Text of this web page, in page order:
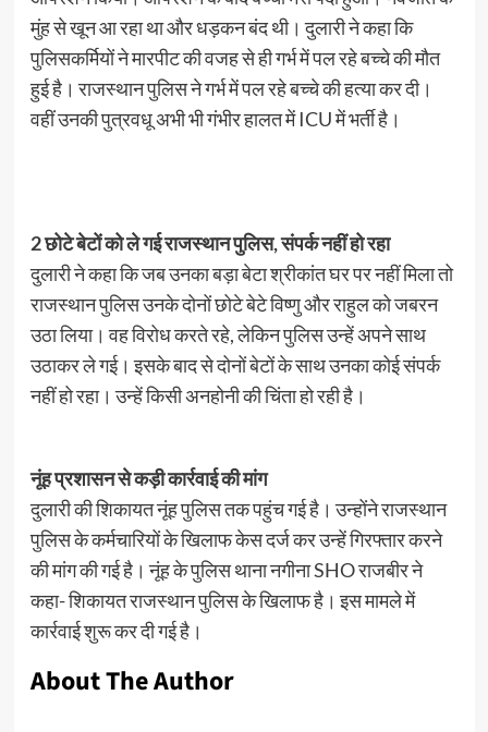
मुंह से खून आ रहा था और धड़कन बंद थी। दुलारी ने कहा कि
पुलिसकर्मियों ने मारपीट की वजह से ही गर्भ में पल रहे बच्चे की मौत
हुई है। राजस्थान पुलिस ने गर्भ में पल रहे बच्चे की हत्या कर दी।
वहीं उनकी पुत्र‌वधू अभी भी गंभीर हालत में ICU में भर्ती है।
2 छोटे बेटों को ले गई राजस्थान पुलिस, संपर्क नहीं हो रहा
दुलारी ने कहा कि जब उनका बड़ा बेटा श्रीकांत घर पर नहीं मिला तो
राजस्थान पुलिस उनके दोनों छोटे बेटे विष्णु और राहुल को जबरन
उठा लिया। वह विरोध करते रहे, लेकिन पुलिस उन्हें अपने साथ
उठाकर ले गई। इसके बाद से दोनों बेटों के साथ उनका कोई संपर्क
नहीं हो रहा। उन्हें किसी अनहोनी की चिंता हो रही है।
नूंह प्रशासन से कड़ी कार्रवाई की मांग
दुलारी की शिकायत नूंह पुलिस तक पहुंच गई है। उन्होंने राजस्थान
पुलिस के कर्मचारियों के खिलाफ केस दर्ज कर उन्हें गिरफ्तार करने
की मांग की गई है। नूंह के पुलिस थाना नगीना SHO राजबीर ने
कहा- शिकायत राजस्थान पुलिस के खिलाफ है। इस मामले में
कार्रवाई शुरू कर दी गई है।
About The Author